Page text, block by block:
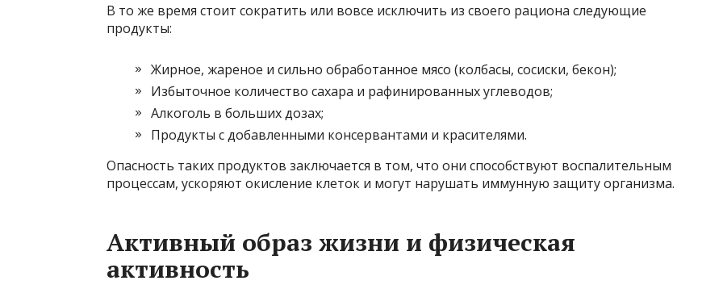
В то же время стоит сократить или вовсе исключить из своего рациона следующие
продукты:
Жирное, жареное и сильно обработанное мясо (колбасы, сосиски, бекон);
Избыточное количество сахара и рафинированных углеводов;
Алкоголь в больших дозах;
Продукты с добавленными консервантами и красителями.
Опасность таких продуктов заключается в том, что они способствуют воспалительным
процессам, ускоряют окисление клеток и могут нарушать иммунную защиту организма.
Активный образ жизни и физическая
активность